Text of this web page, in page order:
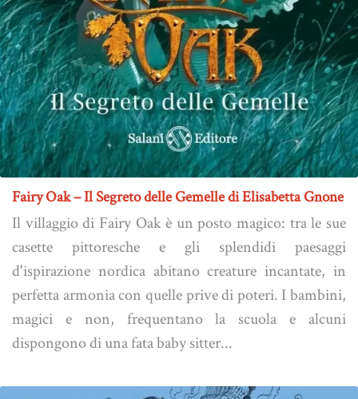
Fairy Oak – Il Segreto delle Gemelle di Elisabetta Gnone
Il villaggio di Fairy Oak è un posto magico: tra le sue
casette pittoresche e gli splendidi paesaggi
d'ispirazione nordica abitano creature incantate, in
perfetta armonia con quelle prive di poteri. I bambini,
magici e non, frequentano la scuola e alcuni
dispongono di una fata baby sitter...